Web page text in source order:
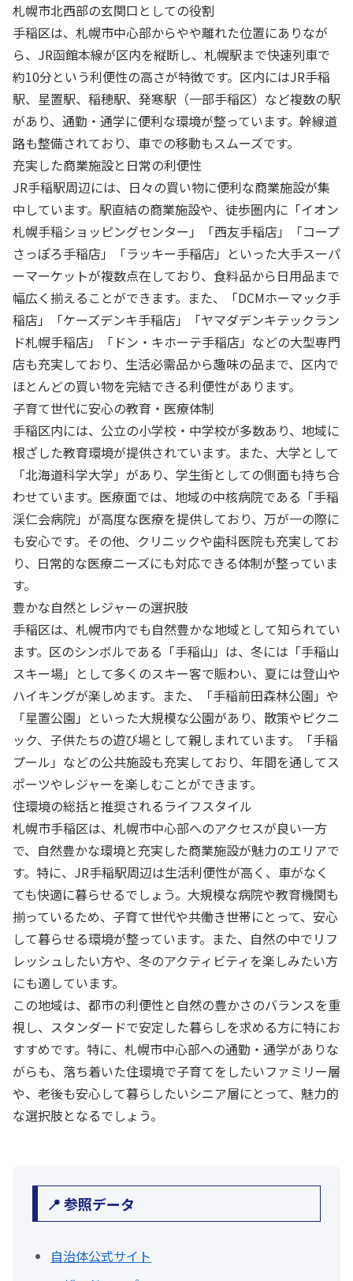
札幌市北西部の玄関口としての役割
手稲区は、札幌市中心部からやや離れた位置にありなが
ら、JR函館本線が区内を縦断し、札幌駅まで快速列車で
約10分という利便性の高さが特徴です。区内にはJR手稲
駅、星置駅、稲穂駅、発寒駅（一部手稲区）など複数の駅
があり、通勤・通学に便利な環境が整っています。幹線道
路も整備されており、車での移動もスムーズです。
充実した商業施設と日常の利便性
JR手稲駅周辺には、日々の買い物に便利な商業施設が集
中しています。駅直結の商業施設や、徒歩圏内に「イオン
札幌手稲ショッピングセンター」「西友手稲店」「コープ
さっぽろ手稲店」「ラッキー手稲店」といった大手スーパ
ーマーケットが複数点在しており、食料品から日用品まで
幅広く揃えることができます。また、「DCMホーマック手
稲店」「ケーズデンキ手稲店」「ヤマダデンキテックラン
ド札幌手稲店」「ドン・キホーテ手稲店」などの大型専門
店も充実しており、生活必需品から趣味の品まで、区内で
ほとんどの買い物を完結できる利便性があります。
子育て世代に安心の教育・医療体制
手稲区内には、公立の小学校・中学校が多数あり、地域に
根ざした教育環境が提供されています。また、大学として
「北海道科学大学」があり、学生街としての側面も持ち合
わせています。医療面では、地域の中核病院である「手稲
渓仁会病院」が高度な医療を提供しており、万が一の際に
も安心です。その他、クリニックや歯科医院も充実してお
り、日常的な医療ニーズにも対応できる体制が整っていま
す。
豊かな自然とレジャーの選択肢
手稲区は、札幌市内でも自然豊かな地域として知られてい
ます。区のシンボルである「手稲山」は、冬には「手稲山
スキー場」として多くのスキー客で賑わい、夏には登山や
ハイキングが楽しめます。また、「手稲前田森林公園」や
「星置公園」といった大規模な公園があり、散策やピクニ
ック、子供たちの遊び場として親しまれています。「手稲
プール」などの公共施設も充実しており、年間を通してス
ポーツやレジャーを楽しむことができます。
住環境の総括と推奨されるライフスタイル
札幌市手稲区は、札幌市中心部へのアクセスが良い一方
で、自然豊かな環境と充実した商業施設が魅力のエリアで
す。特に、JR手稲駅周辺は生活利便性が高く、車がなく
ても快適に暮らせるでしょう。大規模な病院や教育機関も
揃っているため、子育て世代や共働き世帯にとって、安心
して暮らせる環境が整っています。また、自然の中でリフ
レッシュしたい方や、冬のアクティビティを楽しみたい方
にも適しています。
この地域は、都市の利便性と自然の豊かさのバランスを重
視し、スタンダードで安定した暮らしを求める方に特にお
すすめです。特に、札幌市中心部への通勤・通学がありな
がらも、落ち着いた住環境で子育てをしたいファミリー層
や、老後も安心して暮らしたいシニア層にとって、魅力的
な選択肢となるでしょう。
📍 参照データ
自治体公式サイト